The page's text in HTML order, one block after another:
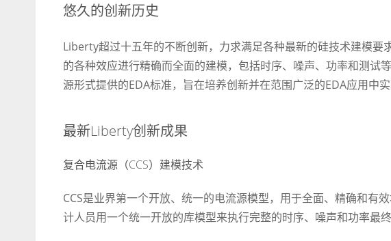
悠久的创新历史
Liberty超过十五年的不断创新，力求满足各种最新的硅技术建模
的各种效应进行精确而全面的建模，包括时序、噪声、功率和测试
源形式提供的EDA标准，旨在培养创新并在范围广泛的EDA应用中实
最新Liberty创新成果
复合电流源（CCS）建模技术
CCS是业界第一个开放、统一的电流源模型，用于全面、精确和有
计人员用一个统一开放的库模型来执行完整的时序、噪声和功率最终